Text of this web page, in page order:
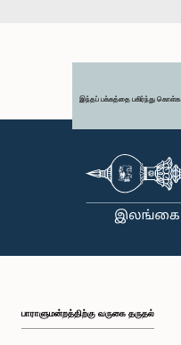
இந்தப் பக்கத்தை பகிர்ந்து கொள்க
பாராளுமன்றத்திற்கு வருகை தருதல்